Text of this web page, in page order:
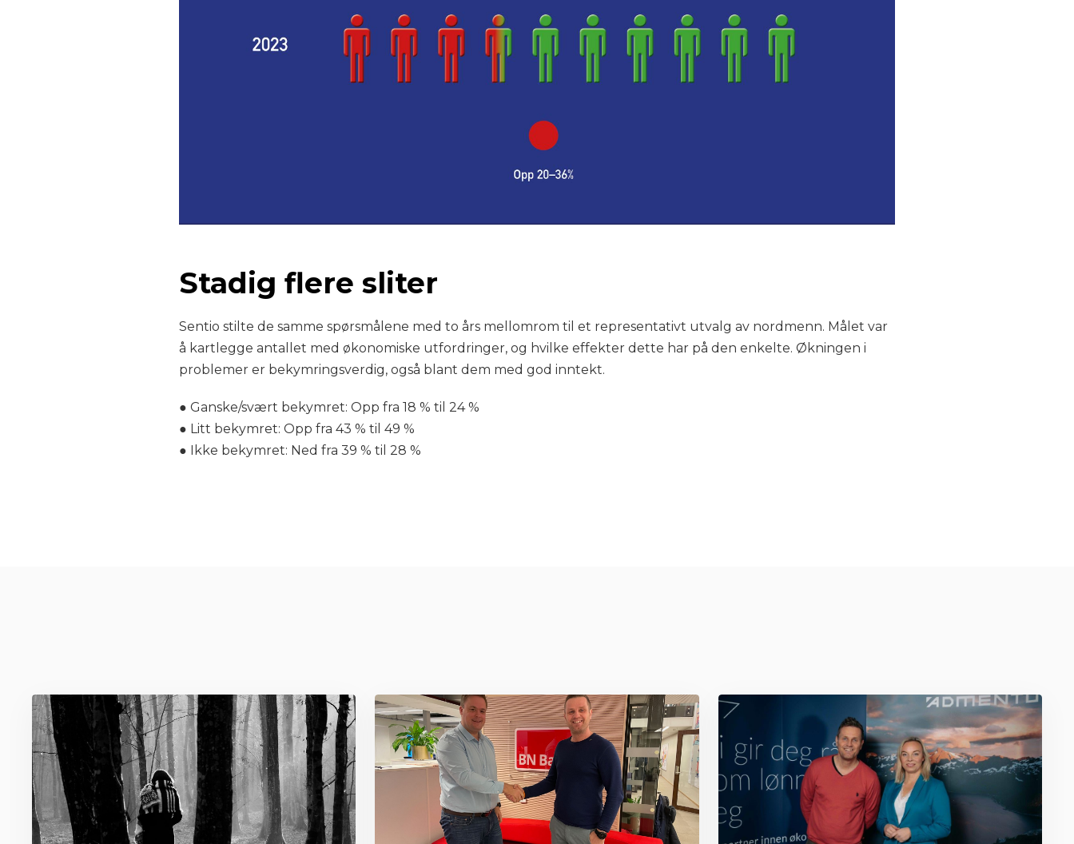
Stadig flere sliter
Sentio stilte de samme spørsmålene med to års mellomrom til et representativt utvalg av nordmenn. Målet var
å kartlegge antallet med økonomiske utfordringer, og hvilke effekter dette har på den enkelte. Økningen i
problemer er bekymringsverdig, også blant dem med god inntekt.
● Ganske/svært bekymret: Opp fra 18 % til 24 %
● Litt bekymret: Opp fra 43 % til 49 %
● Ikke bekymret: Ned fra 39 % til 28 %